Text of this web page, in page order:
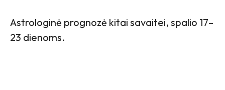
Astrologinė prognozė kitai savaitei, spalio 17–
23 dienoms.